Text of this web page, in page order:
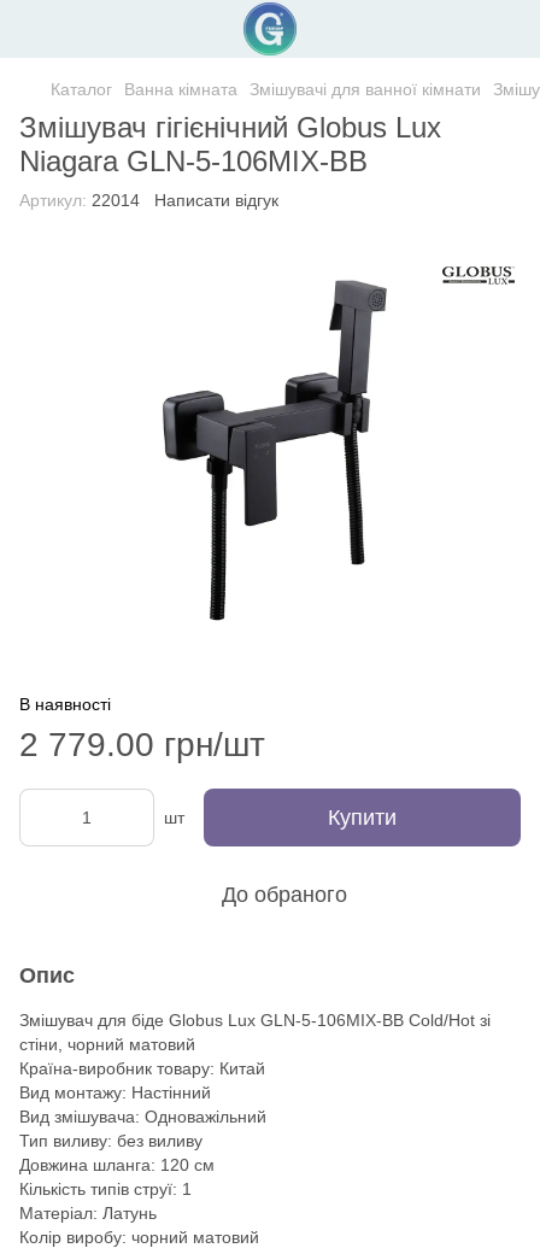
Каталог Ванна кімната Змішувачі для ванної кімнати
Змішувач гігієнічний Globus Lux
Niagara GLN-5-106MIX-BB
Артикул: 22014 Написати відгук
В наявності
2 779.00 грн/шт
шт Купити
До обраного
Опис
Змішувач для біде Globus Lux GLN-5-106MIX-BB Cold/Hot зі
стіни, чорний матовий
Країна-виробник товару: Китай
Вид монтажу: Настінний
Вид змішувача: Одноважільний
Тип виливу: без виливу
Довжина шланга: 120 см
Кількість типів струї: 1
Матеріал: Латунь
Колір виробу: чорний матовий